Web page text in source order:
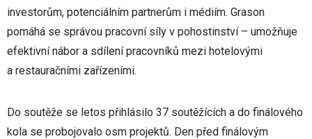
investorům, potenciálním partnerům i médiím. Grason
pomáhá se správou pracovní síly v pohostinství – umožňuje
efektivní nábor a sdílení pracovníků mezi hotelovými
a restauračními zařízeními.
Do soutěže se letos přihlásilo 37 soutěžících a do finálového
kola se probojovalo osm projektů. Den před finálovým